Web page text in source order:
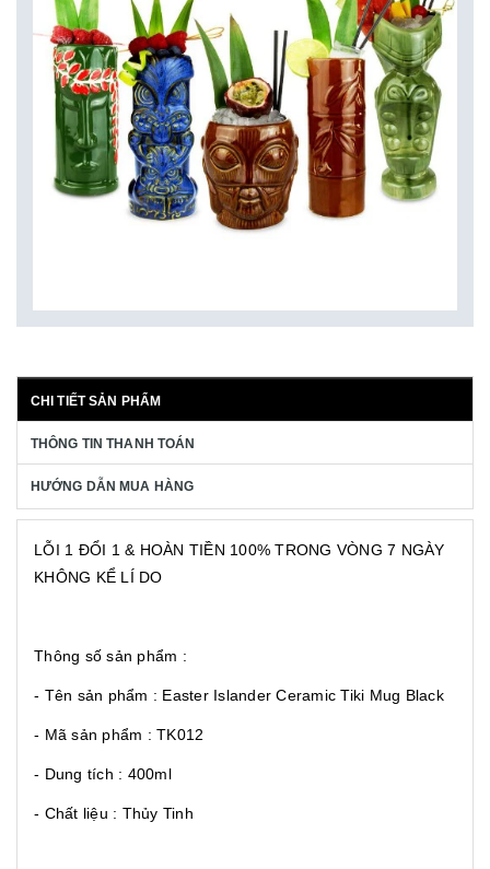
CHI TIẾT SẢN PHẨM
THÔNG TIN THANH TOÁN
HƯỚNG DẪN MUA HÀNG
LỖI 1 ĐỔI 1 & HOÀN TIỀN 100% TRONG VÒNG 7 NGÀY
KHÔNG KỂ LÍ DO
Thông số sản phẩm :
- Tên sản phẩm : Easter Islander Ceramic Tiki Mug Black
- Mã sản phẩm : TK012
- Dung tích : 400ml
- Chất liệu : Thủy Tinh